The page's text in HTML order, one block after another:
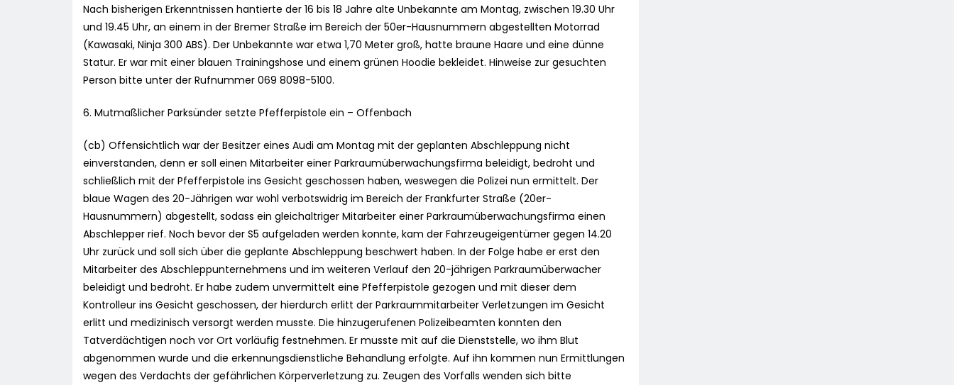
Nach bisherigen Erkenntnissen hantierte der 16 bis 18 Jahre alte Unbekannte am Montag, zwischen 19.30 Uhr
und 19.45 Uhr, an einem in der Bremer Straße im Bereich der 50er-Hausnummern abgestellten Motorrad
(Kawasaki, Ninja 300 ABS). Der Unbekannte war etwa 1,70 Meter groß, hatte braune Haare und eine dünne
Statur. Er war mit einer blauen Trainingshose und einem grünen Hoodie bekleidet. Hinweise zur gesuchten
Person bitte unter der Rufnummer 069 8098-5100.
6. Mutmaßlicher Parksünder setzte Pfefferpistole ein – Offenbach
(cb) Offensichtlich war der Besitzer eines Audi am Montag mit der geplanten Abschleppung nicht
einverstanden, denn er soll einen Mitarbeiter einer Parkraumüberwachungsfirma beleidigt, bedroht und
schließlich mit der Pfefferpistole ins Gesicht geschossen haben, weswegen die Polizei nun ermittelt. Der
blaue Wagen des 20-Jährigen war wohl verbotswidrig im Bereich der Frankfurter Straße (20er-
Hausnummern) abgestellt, sodass ein gleichaltriger Mitarbeiter einer Parkraumüberwachungsfirma einen
Abschlepper rief. Noch bevor der S5 aufgeladen werden konnte, kam der Fahrzeugeigentümer gegen 14.20
Uhr zurück und soll sich über die geplante Abschleppung beschwert haben. In der Folge habe er erst den
Mitarbeiter des Abschleppunternehmens und im weiteren Verlauf den 20-jährigen Parkraumüberwacher
beleidigt und bedroht. Er habe zudem unvermittelt eine Pfefferpistole gezogen und mit dieser dem
Kontrolleur ins Gesicht geschossen, der hierdurch erlitt der Parkraummitarbeiter Verletzungen im Gesicht
erlitt und medizinisch versorgt werden musste. Die hinzugerufenen Polizeibeamten konnten den
Tatverdächtigen noch vor Ort vorläufig festnehmen. Er musste mit auf die Dienststelle, wo ihm Blut
abgenommen wurde und die erkennungsdienstliche Behandlung erfolgte. Auf ihn kommen nun Ermittlungen
wegen des Verdachts der gefährlichen Körperverletzung zu. Zeugen des Vorfalls wenden sich bitte